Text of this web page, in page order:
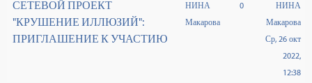
СЕТЕВОЙ ПРОЕКТ
"КРУШЕНИЕ ИЛЛЮЗИЙ":
ПРИГЛАШЕНИЕ К УЧАСТИЮ
НИНА
Макарова
0
НИНА
Макарова
Ср, 26 окт
2022,
12:38